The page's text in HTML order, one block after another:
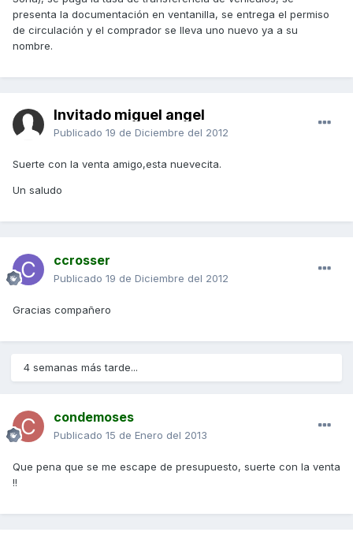
presenta la documentación en ventanilla, se entrega el permiso
de circulación y el comprador se lleva uno nuevo ya a su
nombre.
Invitado miguel angel
Publicado 19 de Diciembre del 2012
Suerte con la venta amigo,esta nuevecita.
Un saludo
ccrosser
Publicado 19 de Diciembre del 2012
Gracias compañero
4 semanas más tarde...
condemoses
Publicado 15 de Enero del 2013
Que pena que se me escape de presupuesto, suerte con la venta
!!